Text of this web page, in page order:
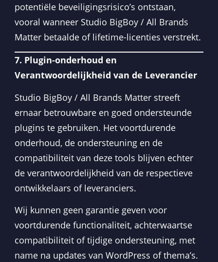
potentiële beveiligingsrisico’s ontstaan,
vooral wanneer Studio BigBoy / All Brands
Matter betaalde of lifetime-licenties verstrekt.
7. Plugin-onderhoud en
Verantwoordelijkheid van de Leverancier
Studio BigBoy / All Brands Matter streeft
ernaar betrouwbare en goed ondersteunde
plugins te gebruiken. Het voortdurende
onderhoud, de ondersteuning en de
compatibiliteit van deze tools blijven echter
de verantwoordelijkheid van de respectieve
ontwikkelaars of leveranciers.
Wij kunnen geen garantie geven voor
voortdurende functionaliteit, achterwaartse
compatibiliteit of tijdige ondersteuning, met
name na updates van WordPress of thema’s.